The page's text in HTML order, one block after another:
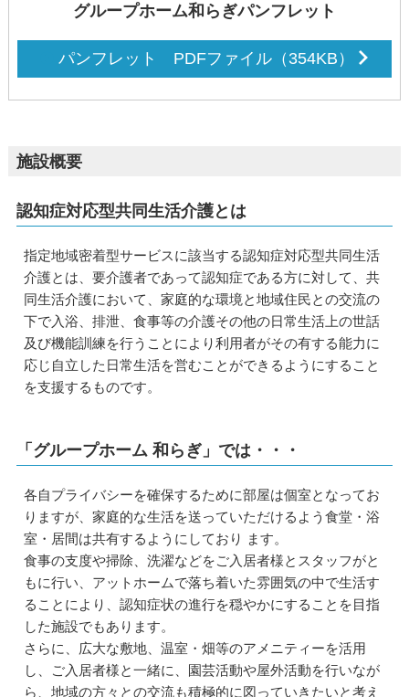
グループホーム和らぎパンフレット
パンフレット PDFファイル（354KB）
施設概要
認知症対応型共同生活介護とは
指定地域密着型サービスに該当する認知症対応型共同生活
介護とは、要介護者であって認知症である方に対して、共
同生活介護において、家庭的な環境と地域住民との交流の
下で入浴、排泄、食事等の介護その他の日常生活上の世話
及び機能訓練を行うことにより利用者がその有する能力に
応じ自立した日常生活を営むことができるようにすること
を支援するものです。
「グループホーム 和らぎ」では・・・
各自プライバシーを確保するために部屋は個室となってお
りますが、家庭的な生活を送っていただけるよう食堂・浴
室・居間は共有するようにしており ます。
食事の支度や掃除、洗濯などをご入居者様とスタッフがと
もに行い、アットホームで落ち着いた雰囲気の中で生活す
ることにより、認知症状の進行を穏やかにすることを目指
した施設でもあります。
さらに、広大な敷地、温室・畑等のアメニティーを活用
し、ご入居者様と一緒に、園芸活動や屋外活動を行いなが
ら、地域の方々との交流も積極的に図っていきたいと考え